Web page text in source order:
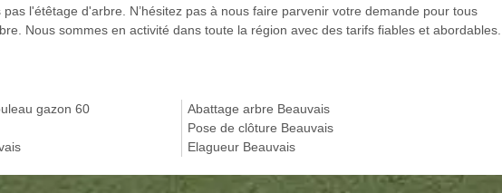
l'étêtage d'arbre. N’hésitez pas à nous faire parvenir votre demande pour tous
Nous sommes en activité dans toute la région avec des tarifs fiables et abordables.
gazon 60
Abattage arbre Beauvais
Pose de clôture Beauvais
Elagueur Beauvais